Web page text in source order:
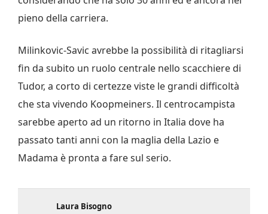
pieno della carriera.
Milinkovic-Savic avrebbe la possibilità di ritagliarsi
fin da subito un ruolo centrale nello scacchiere di
Tudor, a corto di certezze viste le grandi difficoltà
che sta vivendo Koopmeiners. Il centrocampista
sarebbe aperto ad un ritorno in Italia dove ha
passato tanti anni con la maglia della Lazio e
Madama è pronta a fare sul serio.
Laura Bisogno